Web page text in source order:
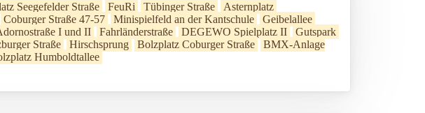
Seegefelder Straße FeuRi Tübinger Straße
Asternplatz
Coburger Straße 47-57 Minispielfeld an der Kantschule
Geibelallee
I und II Fahrländerstraße DEGEWO Spielplatz II
Gutspark
Straße Hirschsprung Bolzplatz Coburger Straße
BMX-Anlage
Humboldtallee